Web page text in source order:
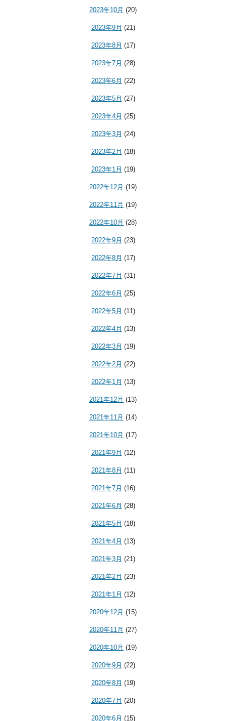
2023年10月 (20)
2023年9月 (21)
2023年8月 (17)
2023年7月 (28)
2023年6月 (22)
2023年5月 (27)
2023年4月 (25)
2023年3月 (24)
2023年2月 (18)
2023年1月 (19)
2022年12月 (19)
2022年11月 (19)
2022年10月 (28)
2022年9月 (23)
2022年8月 (17)
2022年7月 (31)
2022年6月 (25)
2022年5月 (11)
2022年4月 (13)
2022年3月 (19)
2022年2月 (22)
2022年1月 (13)
2021年12月 (13)
2021年11月 (14)
2021年10月 (17)
2021年9月 (12)
2021年8月 (11)
2021年7月 (16)
2021年6月 (28)
2021年5月 (18)
2021年4月 (13)
2021年3月 (21)
2021年2月 (23)
2021年1月 (12)
2020年12月 (15)
2020年11月 (27)
2020年10月 (19)
2020年9月 (22)
2020年8月 (19)
2020年7月 (20)
2020年6月 (15)